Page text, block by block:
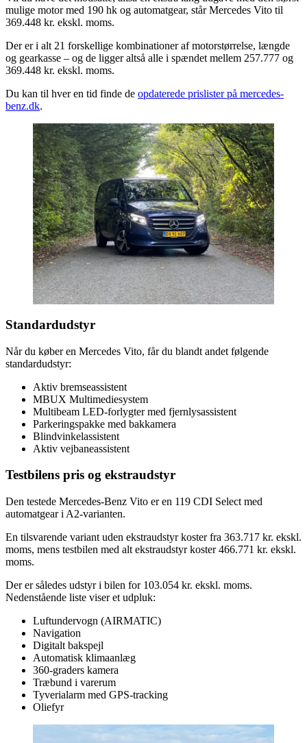
mulige motor med 190 hk og automatgear, står Mercedes Vito til
369.448 kr. ekskl. moms.
Der er i alt 21 forskellige kombinationer af motorstørrelse, længde
og gearkasse – og de ligger altså alle i spændet mellem 257.777 og
369.448 kr. ekskl. moms.
Du kan til hver en tid finde de opdaterede prislister på mercedes-
benz.dk.
Standardudstyr
Når du køber en Mercedes Vito, får du blandt andet følgende
standardudstyr:
Aktiv bremseassistent
MBUX Multimediesystem
Multibeam LED-forlygter med fjernlysassistent
Parkeringspakke med bakkamera
Blindvinkelassistent
Aktiv vejbaneassistent
Testbilens pris og ekstraudstyr
Den testede Mercedes-Benz Vito er en 119 CDI Select med
automatgear i A2-varianten.
En tilsvarende variant uden ekstraudstyr koster fra 363.717 kr. ekskl.
moms, mens testbilen med alt ekstraudstyr koster 466.771 kr. ekskl.
moms.
Der er således udstyr i bilen for 103.054 kr. ekskl. moms.
Nedenstående liste viser et udpluk:
Luftundervogn (AIRMATIC)
Navigation
Digitalt bakspejl
Automatisk klimaanlæg
360-graders kamera
Træbund i varerum
Tyverialarm med GPS-tracking
Oliefyr